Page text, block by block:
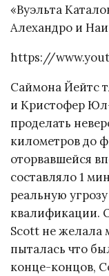
«Вуэльта
Алехандро и
https://
Саймона Йейтс
и Кристофер
проделать
километров до
оторвавшейся
составляло 1
реальную
квалификации.
Scott не желала
пыталась что
конце-концов,